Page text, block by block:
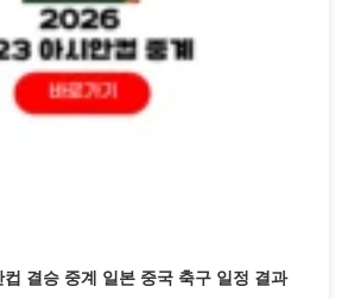
결승 중계 일본 중국 축구 일정 결과